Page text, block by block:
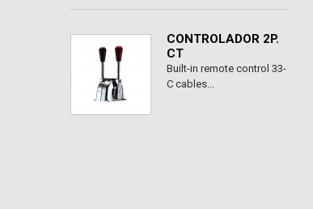
CONTROLADOR 2P.
CT
Built-in remote control 33-
C cables...